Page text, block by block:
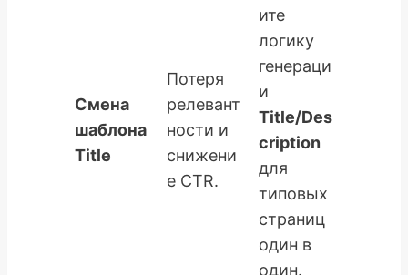
Смена
шаблона
Title
Потеря
релевант
ности и
снижени
е CTR.
ите
логику
генераци
и
Title/Des
cription
для
типовых
страниц
один в
один.